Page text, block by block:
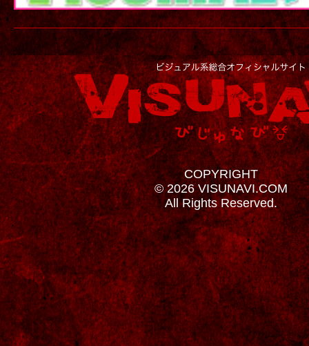
COPYRIGHT
© 2026 VISUNAVI.COM
All Rights Reserved.